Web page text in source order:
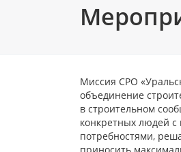
Миссия СРО
объединение
в строительном
конкретных людей с
потребностями,